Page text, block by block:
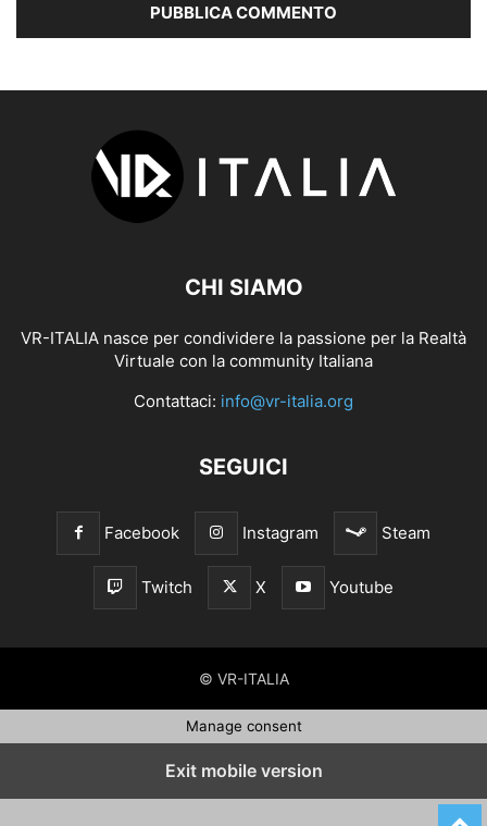
CHI SIAMO
VR-ITALIA nasce per condividere la passione per la Realtà
Virtuale con la community Italiana
Contattaci: info@vr-italia.org
SEGUICI
Facebook Instagram Steam
Twitch X Youtube
© VR-ITALIA
Manage consent
Exit mobile version